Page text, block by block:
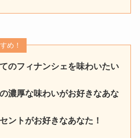
め！
のフィナンシェを味わいたい
濃厚な味わいがお好きなあな
ントがお好きなあなた！